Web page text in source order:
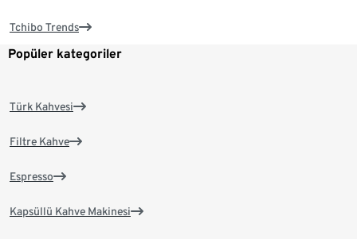
Tchibo Trends
Popüler kategoriler
Türk Kahvesi
Filtre Kahve
Espresso
Kapsüllü Kahve Makinesi